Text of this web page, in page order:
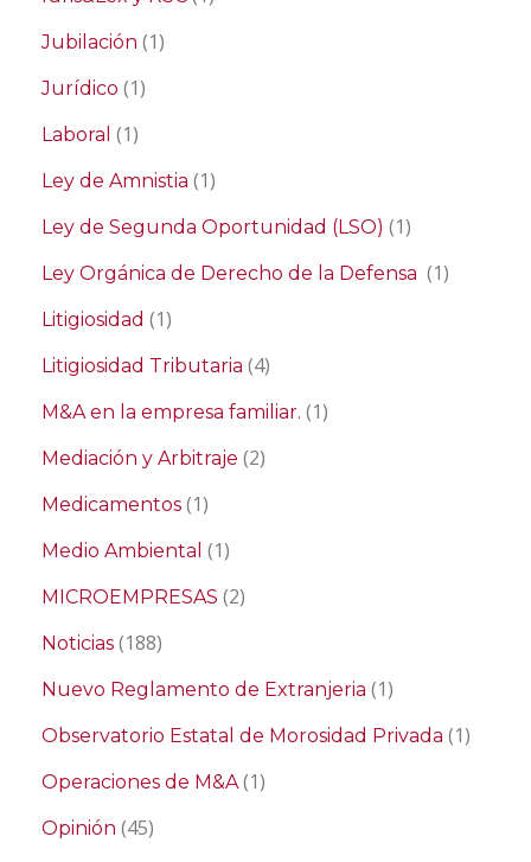
Jubilación (1)
Jurídico (1)
Laboral (1)
Ley de Amnistia (1)
Ley de Segunda Oportunidad (LSO) (1)
Ley Orgánica de Derecho de la Defensa (1)
Litigiosidad (1)
Litigiosidad Tributaria (4)
M&A en la empresa familiar. (1)
Mediación y Arbitraje (2)
Medicamentos (1)
Medio Ambiental (1)
MICROEMPRESAS (2)
Noticias (188)
Nuevo Reglamento de Extranjeria (1)
Observatorio Estatal de Morosidad Privada (1)
Operaciones de M&A(1)
Opinión (45)